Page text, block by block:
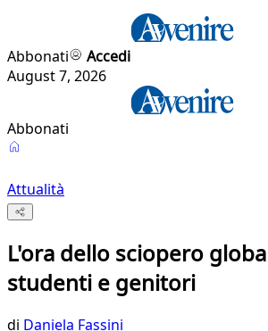
Abbonati
Accedi
August 7, 2026
Abbonati
Attualità
L'ora dello sciopero
studenti e genitori
di Daniela Fassini